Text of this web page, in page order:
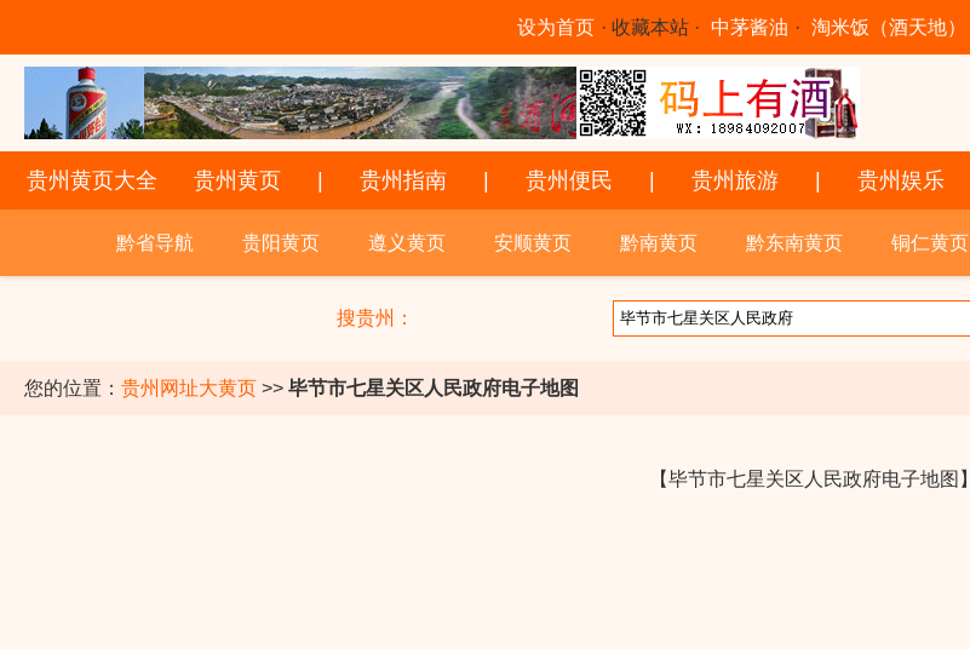
设为首页 · 收藏本站 · 中茅酱油 · 淘米饭（酒天地）
贵州黄页大全 贵州黄页 贵州指南 贵州便民 贵州旅游 贵州娱乐
黔省导航 贵阳黄页 遵义黄页 安顺黄页 黔南黄页 黔东南黄页 铜仁黄页
搜贵州：
您的位置： 贵州网址大黄页 >> 毕节市七星关区人民政府电子地图
【毕节市七星关区人民政府电子地图】